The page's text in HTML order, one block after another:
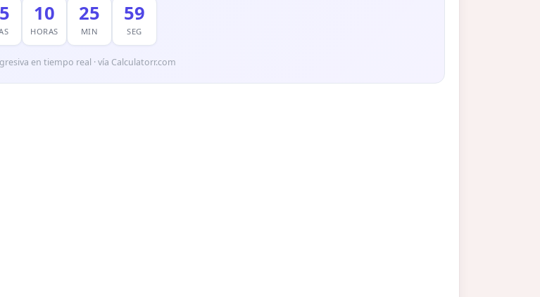
10
HORAS
25
MIN
58
SEG
en tiempo real · vía Calculatorr.com